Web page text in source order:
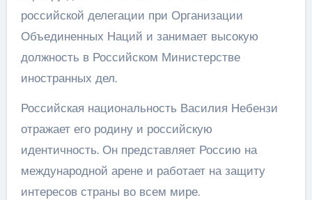
российской делегации при Организации
Объединенных Наций и занимает высокую
должность в Российском Министерстве
иностранных дел.
Российская национальность Василия Небензи
отражает его родину и российскую
идентичность. Он представляет Россию на
международной арене и работает на защиту
интересов страны во всем мире.